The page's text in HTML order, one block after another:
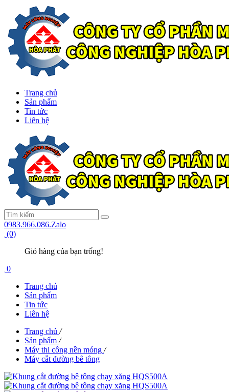
Trang chủ
Sản phẩm
Tin tức
Liên hệ
0983.966.086.Zalo
(0)
Giỏ hàng của bạn trống!
0
Trang chủ
Sản phẩm
Tin tức
Liên hệ
Trang chủ /
Sản phẩm /
Máy thi công nền móng /
Máy cắt đường bê tông